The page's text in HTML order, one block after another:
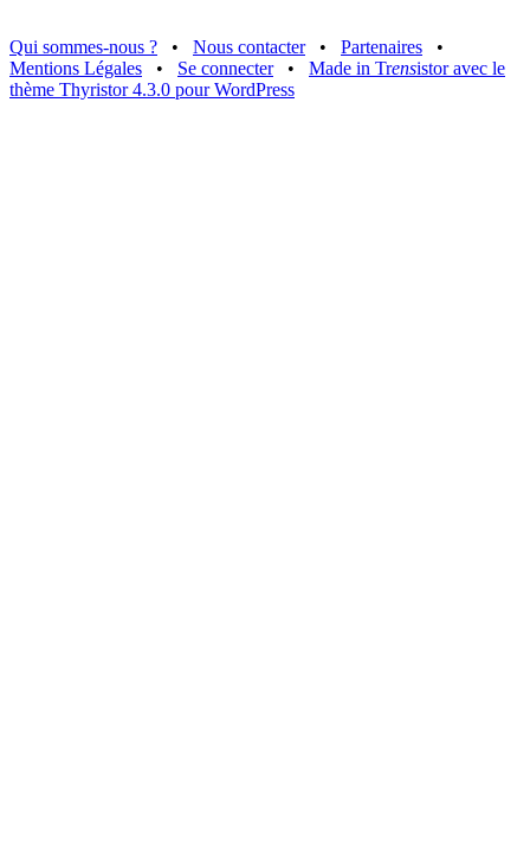
Qui sommes-nous ? • Nous contacter • Partenaires
•
Mentions Légales
• Se connecter • Made in Trensistor avec le
thème Thyristor 4.3.0 pour WordPress